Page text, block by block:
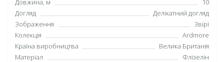
Довжина, м
10
Догляд
Делікатний догляд
Зображення
Звірі
Колекція
Ardmore
Країна виробництва
Велика Британія
Матеріал
Флізелін